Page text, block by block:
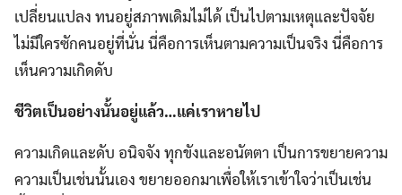
เปลี่ยนแปลง ทนอยู่สภาพเดิมไม่ได้ เป็นไปตามเหตุและปัจจัย
ไม่มีใครซักคนอยู่ที่นั่น นี่คือการเห็นตามความเป็นจริง นี่คือการ
เห็นความเกิดดับ
ชีวิตเป็นอย่างนั้นอยู่แล้ว…แค่เราหายไป
ความเกิดและดับ อนิจจัง ทุกขังและอนัตตา เป็นการขยายความ
ความเป็นเช่นนั้นเอง ขยายออกมาเพื่อให้เราเข้าใจว่าเป็นเช่น